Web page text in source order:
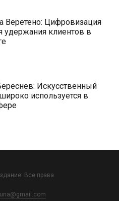
Веретено: Цифровизация
удержания клиентов в
Искусственный
используется в
Все права